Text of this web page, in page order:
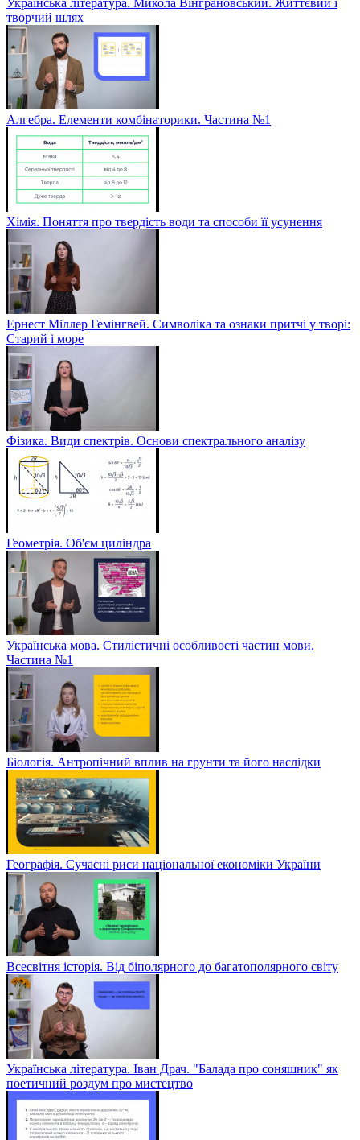
творчий шлях
Алгебра. Елементи комбінаторики. Частина №1
Хімія. Поняття про твердість води та способи її усунення
Ернест Міллер Гемінгвей. Символіка та ознаки притчі у творі:
Старий і море
Фізика. Види спектрів. Основи спектрального аналізу
Геометрія. Об'єм циліндра
Українська мова. Стилістичні особливості частин мови.
Частина №1
Біологія. Антропічний вплив на грунти та його наслідки
Географія. Сучасні риси національної економіки України
Всесвітня історія. Від біполярного до багатополярного світу
Українська література. Іван Драч. "Балада про соняшник" як
поетичний роздум про мистецтво